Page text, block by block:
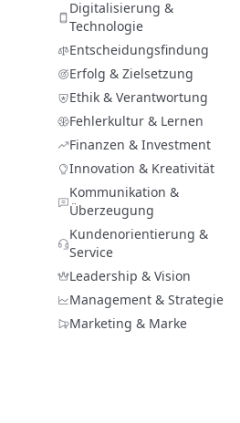
Digitalisierung &
Technologie
Entscheidungsfindung
Erfolg & Zielsetzung
Ethik & Verantwortung
Fehlerkultur & Lernen
Finanzen & Investment
Innovation & Kreativität
Kommunikation &
Überzeugung
Kundenorientierung &
Service
Leadership & Vision
Management & Strategie
Marketing & Marke